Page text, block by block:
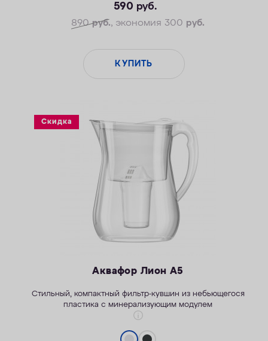
590 руб.
890руб., экономия 300 руб.
КУПИТЬ
Скидка
Аквафор Лион А5
Стильный, компактный фильтр-кувшин из небьющегося
пластикас минерализующим модулем